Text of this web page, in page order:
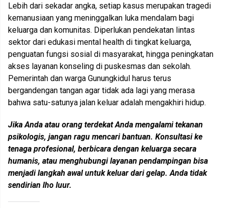
Lebih dari sekadar angka, setiap kasus merupakan tragedi
kemanusiaan yang meninggalkan luka mendalam bagi
keluarga dan komunitas. Diperlukan pendekatan lintas
sektor dari edukasi mental health di tingkat keluarga,
penguatan fungsi sosial di masyarakat, hingga peningkatan
akses layanan konseling di puskesmas dan sekolah.
Pemerintah dan warga Gunungkidul harus terus
bergandengan tangan agar tidak ada lagi yang merasa
bahwa satu-satunya jalan keluar adalah mengakhiri hidup.
Jika Anda atau orang terdekat Anda mengalami tekanan
psikologis, jangan ragu mencari bantuan. Konsultasi ke
tenaga profesional, berbicara dengan keluarga secara
humanis, atau menghubungi layanan pendampingan bisa
menjadi langkah awal untuk keluar dari gelap. Anda tidak
sendirian lho luur.